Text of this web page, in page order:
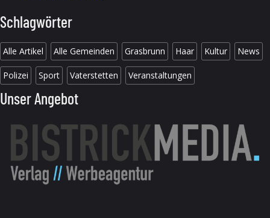
Schlagwörter
Alle Artikel Alle Gemeinden Grasbrunn Haar Kultur News
Polizei Sport Vaterstetten Veranstaltungen
Unser Angebot